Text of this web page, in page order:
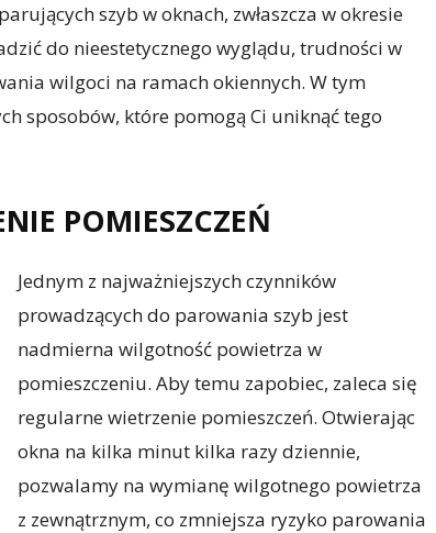
szyb w oknach, zwłaszcza w okresie
do nieestetycznego wyglądu, trudności w
wilgoci na ramach okiennych. W tym
sposobów, które pomogą Ci uniknąć tego
POMIESZCZEŃ
Jednym z najważniejszych czynników
prowadzących do parowania szyb jest
nadmierna wilgotność powietrza w
pomieszczeniu. Aby temu zapobiec, zaleca się
regularne wietrzenie pomieszczeń. Otwierając
okna na kilka minut kilka razy dziennie,
pozwalamy na wymianę wilgotnego powietrza
z zewnątrznym, co zmniejsza ryzyko parowania